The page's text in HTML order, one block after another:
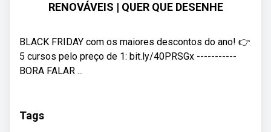
RENOVÁVEIS | QUER QUE DESENHE
BLACK FRIDAY com os maiores descontos do ano! 👉
5 cursos pelo preço de 1: bit.ly/40PRSGx -----------
BORA FALAR ...
Tags